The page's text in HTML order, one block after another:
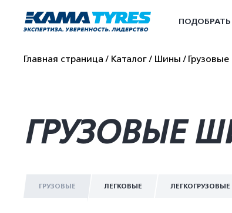
Главная страница Каталог Шины
ГРУЗОВЫЕ
ГРУЗОВЫЕ ЛЕГКОВЫЕ ЛЕГКОГРУЗОВЫЕ